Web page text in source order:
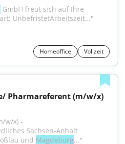
GmbH freut sich auf Ihre
UnbefristetArbeitszeit..."
Homeoffice Vollzeit
Pharmareferent (m/w/x)
w/x) -
Sachsen-Anhalt
und Magdeburg..."